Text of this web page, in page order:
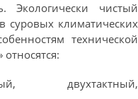
Экологически чистый
суровых климатических
технической
двухтактный,